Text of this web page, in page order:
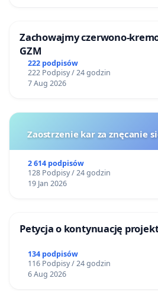
Zachowajmy czerwono-
GZM
222 podpisów
222 Podpisy / 24 godzin
7 Aug 2026
Zaostrzenie kar za znęcanie
2 614 podpisów
128 Podpisy / 24 godzin
19 Jan 2026
Petycja o kontynuację
134 podpisów
116 Podpisy / 24 godzin
6 Aug 2026